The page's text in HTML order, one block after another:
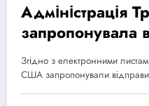
Адміністрація
запропонувала
стверджуваних
мегав’язниці в
Згідно з електронними
США запропонували